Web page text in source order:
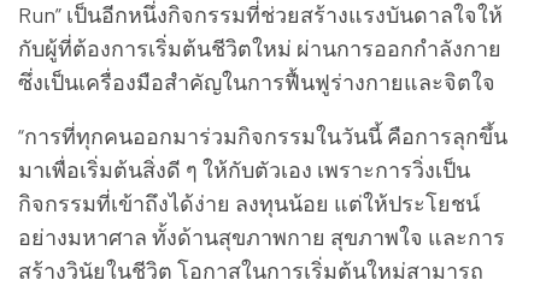
Run” เป็นอีกหนึ่งกิจกรรมที่ช่วยสร้างแรงบันดาลใจให้
กับผู้ที่ต้องการเริ่มต้นชีวิตใหม่ ผ่านการออกกำลังกาย
ซึ่งเป็นเครื่องมือสำคัญในการฟื้นฟูร่างกายและจิตใจ
“การที่ทุกคนออกมาร่วมกิจกรรมในวันนี้ คือการลุกขึ้น
มาเพื่อเริ่มต้นสิ่งดี ๆ ให้กับตัวเอง เพราะการวิ่งเป็น
กิจกรรมที่เข้าถึงได้ง่าย ลงทุนน้อย แต่ให้ประโยชน์
อย่างมหาศาล ทั้งด้านสุขภาพกาย สุขภาพใจ และการ
สร้างวินัยในชีวิต โอกาสในการเริ่มต้นใหม่สามารถ